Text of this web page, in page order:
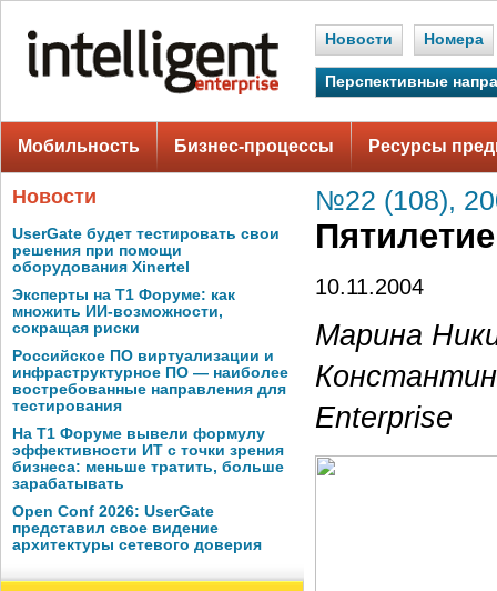
Новости Номера
Перспективные
Мобильность Бизнес-процессы Ресурсы
Новости
UserGate будет тестировать свои
решения при помощи
оборудования Xinertel
Эксперты на Т1 Форуме: как
множить ИИ-возможности,
сокращая риски
Российское ПО виртуализации и
инфраструктурное ПО — наиболее
востребованные направления для
тестирования
На Т1 Форуме вывели формулу
эффективности ИТ с точки зрения
бизнеса: меньше тратить, больше
зарабатывать
Open Conf 2026: UserGate
представил свое видение
архитектуры сетевого доверия
№22 (108),
Пятилетие
10.11.2004
Марина
Enterprise